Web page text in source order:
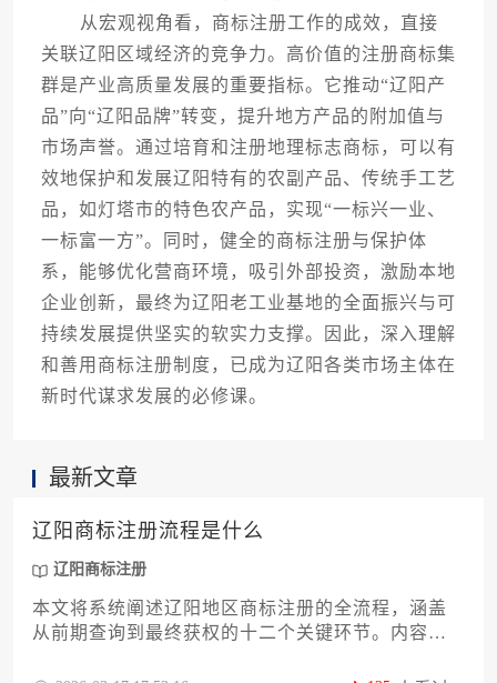
从宏观视角看，商标注册工作的成效，直接
关联辽阳区域经济的竞争力。高价值的注册商标集
群是产业高质量发展的重要指标。它推动“辽阳产
品”向“辽阳品牌”转变，提升地方产品的附加值与
市场声誉。通过培育和注册地理标志商标，可以有
效地保护和发展辽阳特有的农副产品、传统手工艺
品，如灯塔市的特色农产品，实现“一标兴一业、
一标富一方”。同时，健全的商标注册与保护体
系，能够优化营商环境，吸引外部投资，激励本地
企业创新，最终为辽阳老工业基地的全面振兴与可
持续发展提供坚实的软实力支撑。因此，深入理解
和善用商标注册制度，已成为辽阳各类市场主体在
新时代谋求发展的必修课。
最新文章
辽阳商标注册流程是什么
辽阳商标注册
本文将系统阐述辽阳地区商标注册的全流程，涵盖
从前期查询到最终获权的十二个关键环节。内容深